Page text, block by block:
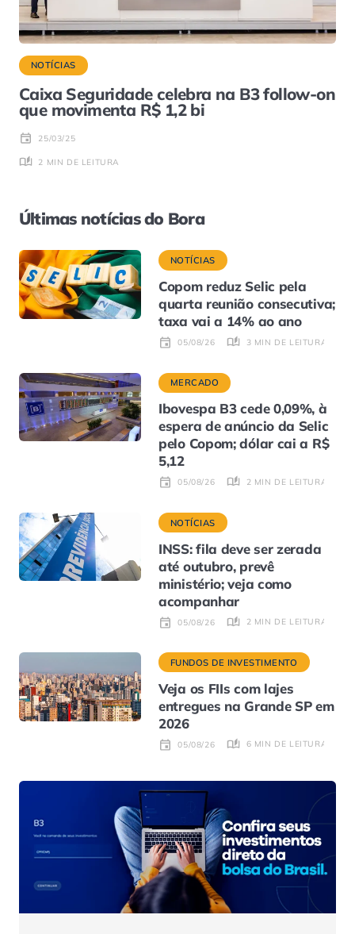
NOTÍCIAS
Caixa Seguridade celebra na B3 follow-on
que movimenta R$ 1,2 bi
25/03/25
2 MIN DE LEITURA
Últimas notícias do Bora
NOTÍCIAS
Copom reduz Selic pela
quarta reunião consecutiva;
taxa vai a 14% ao ano
05/08/26 3 MIN DE LEITURA
MERCADO
Ibovespa B3 cede 0,09%, à
espera de anúncio da Selic
pelo Copom; dólar cai a R$
5,12
05/08/26 2 MIN DE LEITURA
NOTÍCIAS
INSS: fila deve ser zerada
até outubro, prevê
ministério; veja como
acompanhar
05/08/26 2 MIN DE LEITURA
FUNDOS DE INVESTIMENTO
Veja os FIIs com lajes
entregues na Grande SP em
2026
05/08/26 6 MIN DE LEITURA